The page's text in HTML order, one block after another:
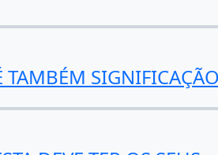
TAMBÉM SIGNIFICAÇÃO